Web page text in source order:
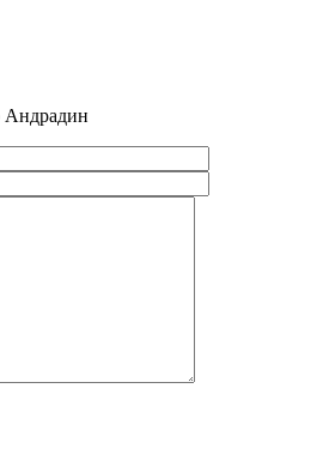
Андрадин